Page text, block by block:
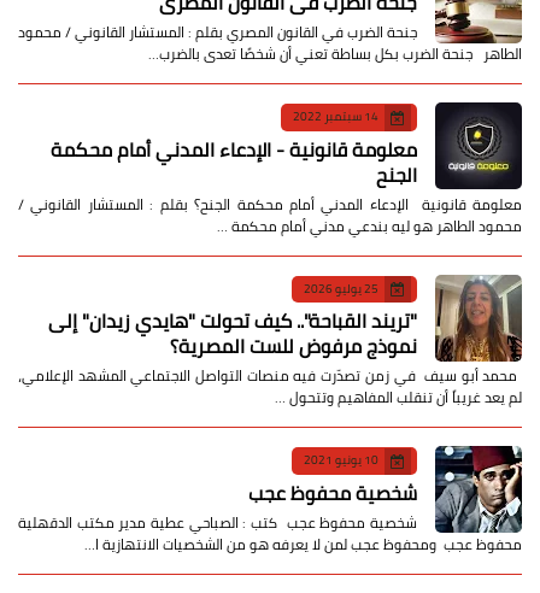
جنحة الضرب في القانون المصري بقلم : المستشار القانوني / محمود
الطاهر جنحة الضرب بكل بساطة تعني أن شخصًا تعدى بالضرب…
14 سبتمبر 2022
معلومة قانونية - الإدعاء المدني أمام محكمة
الجنح
معلومة قانونية الإدعاء المدني أمام محكمة الجنح؟ بقلم : المستشار القانوني /
محمود الطاهر هو ليه بندعي مدني أمام محكمة …
25 يوليو 2026
​"تريند القباحة".. كيف تحولت "هايدي زيدان" إلى
نموذج مرفوض للست المصرية؟
​ محمد أبو سيف ​في زمن تصدّرت فيه منصات التواصل الاجتماعي المشهد الإعلامي،
لم يعد غريباً أن تنقلب المفاهيم وتتحول …
10 يونيو 2021
شخصية محفوظ عجب
شخصية محفوظ عجب كتب : الصباحي عطية مدير مكتب الدقهلية
محفوظ عجب ومحفوظ عجب لمن لا يعرفه هو من الشخصيات الانتهازية ا…